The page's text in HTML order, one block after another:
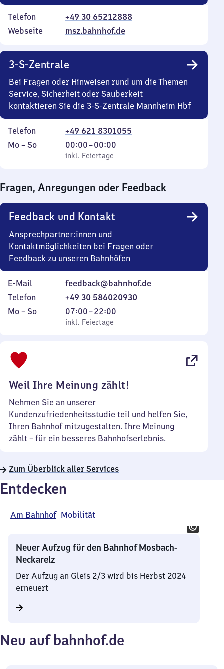
Telefon
+49 30 65212888
Webseite
msz.bahnhof.de
3-S-Zentrale
Bei Fragen oder Hinweisen rund um die Themen
Service, Sicherheit oder Sauberkeit
kontaktieren Sie die 3-S-Zentrale Mannheim Hbf
Telefon
+49 621 8301055
Montag
Mo – So,
inkl. Feiertage
00:00–00:00
Von
0
0
Uhr
inkl. Feiertage
Fragen, Anregungen oder Feedback
Feedback und Kontakt
Ansprechpartner:innen und
Kontaktmöglichkeiten bei Fragen oder
Feedback zu unseren Bahnhöfen
E-Mail
feedback@bahnhof.de
Telefon
+49 30 586020930
Montag
Mo – So,
inkl. Feiertage
07:00–22:00
Von
7
inkl. Feiertage
Weil Ihre Meinung zählt!
Nehmen Sie an unserer
Kundenzufriedenheitsstudie teil und helfen Sie,
Ihren Bahnhof mitzugestalten. Ihre Meinung
zählt – für ein besseres Bahnhofserlebnis.
Zum Überblick aller Services
Entdecken
Am Bahnhof Mobilität
Neuer Aufzug für den Bahnhof Mosbach-
Neckarelz
Der Aufzug an Gleis 2/3 wird bis Herbst 2024
erneuert
Neu auf bahnhof.de